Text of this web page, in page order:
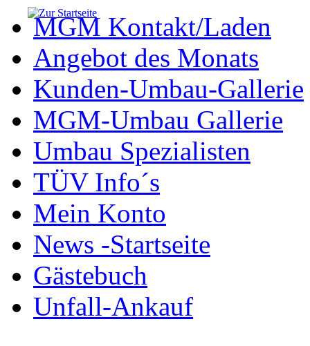
MGM Kontakt/Laden
Angebot des Monats
Kunden-Umbau-Gallerie
MGM-Umbau Gallerie
Umbau Spezialisten
TÜV Info´s
Mein Konto
News -Startseite
Gästebuch
Unfall-Ankauf